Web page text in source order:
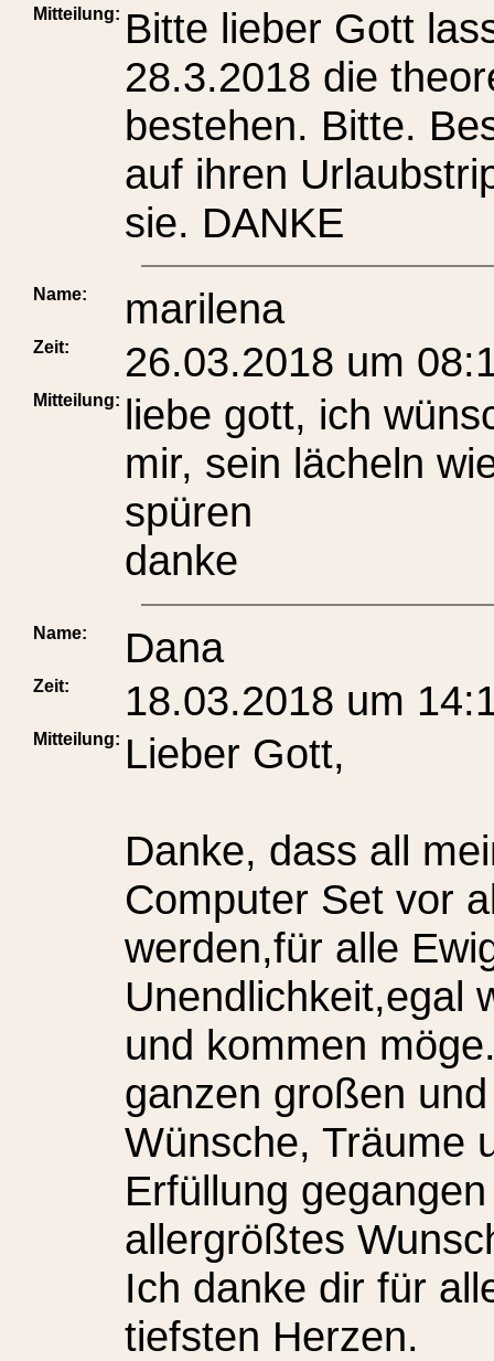
Mitteilung: Bitte lieber Gott
28.3.2018 die
bestehen. Bitte.
auf ihren
sie. DANKE
Name: marilena
Zeit: 26.03.2018 um
Mitteilung: liebe gott, ich
mir, sein lächeln
spüren
danke
Name: Dana
Zeit: 18.03.2018 um
Mitteilung: Lieber Gott,
Danke, dass all
Computer Set vor
werden,für alle
Unendlichkeit,egal
und kommen
ganzen großen
Wünsche, Träume
Erfüllung
allergrößtes
Ich danke dir für
tiefsten Herzen.